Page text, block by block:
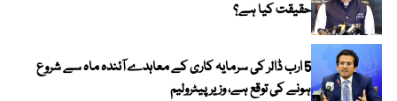
حقیقت کیا ہے؟
5 ارب ڈالر کی سرمایہ کاری کے معاہدے آئندہ ماہ سے شروع
ہونے کی توقع ہے، وزیر پیٹرولیم